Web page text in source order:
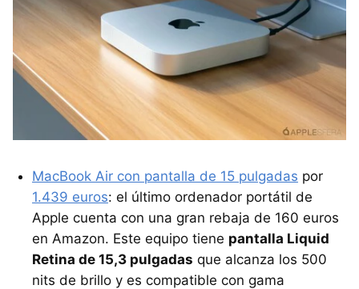
MacBook Air con pantalla de 15 pulgadas por
1.439 euros: el último ordenador portátil de
Apple cuenta con una gran rebaja de 160 euros
en Amazon. Este equipo tiene pantalla Liquid
Retina de 15,3 pulgadas que alcanza los 500
nits de brillo y es compatible con gama